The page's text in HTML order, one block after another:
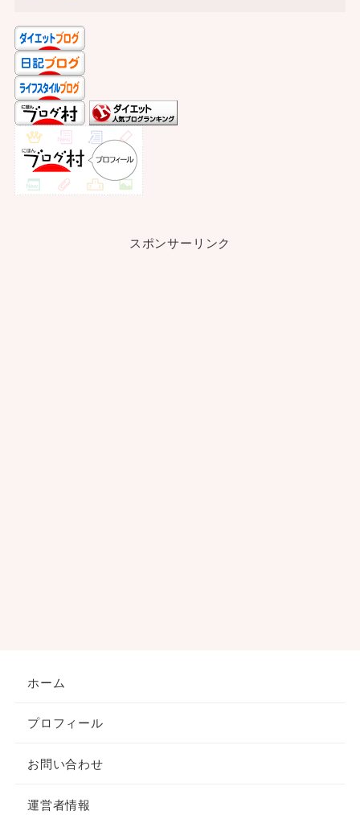
スポンサーリンク
ホーム
プロフィール
お問い合わせ
運営者情報